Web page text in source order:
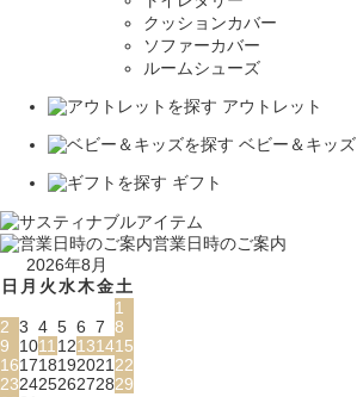
クッションカバー
ソファーカバー
ルームシューズ
アウトレット
ベビー＆キッズ
ギフト
営業日時のご案内
2026年8月
日 月 火水木金土
1
2 3 4 5 6 7 8
9
1011 12131415
161718192021 22
23242526272829